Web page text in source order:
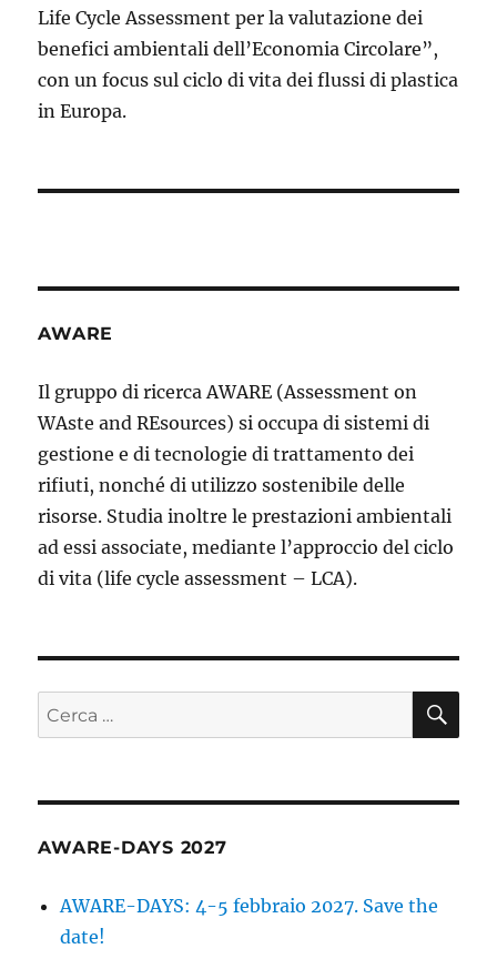
Life Cycle Assessment per la valutazione dei
benefici ambientali dell’Economia Circolare”,
con un focus sul ciclo di vita dei flussi di plastica
in Europa.
AWARE
Il gruppo di ricerca AWARE (Assessment on
WAste and REsources) si occupa di sistemi di
gestione e di tecnologie di trattamento dei
rifiuti, nonché di utilizzo sostenibile delle
risorse. Studia inoltre le prestazioni ambientali
ad essi associate, mediante l’approccio del ciclo
di vita (life cycle assessment – LCA).
Cerca:
AWARE-DAYS 2027
AWARE-DAYS: 4-5 febbraio 2027. Save the
date!